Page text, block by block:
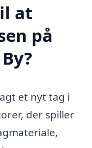
at
på
et nyt tag i
der spiller